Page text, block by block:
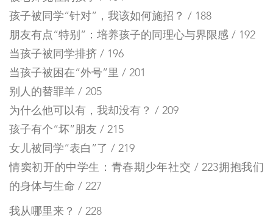
孩子被同学“针对”，我该如何施招？ / 188
朋友有点“特别”：培养孩子的同理心与界限感 / 192
当孩子被同学排挤 / 196
当孩子被困在“外号”里 / 201
别人的替罪羊 / 205
为什么他可以有，我却没有？ / 209
孩子有个“坏”朋友 / 215
女儿被同学“表白”了 / 219
情窦初开的中学生：青春期少年社交 / 223拥抱我们
的身体与生命 / 227
我从哪里来？ / 228